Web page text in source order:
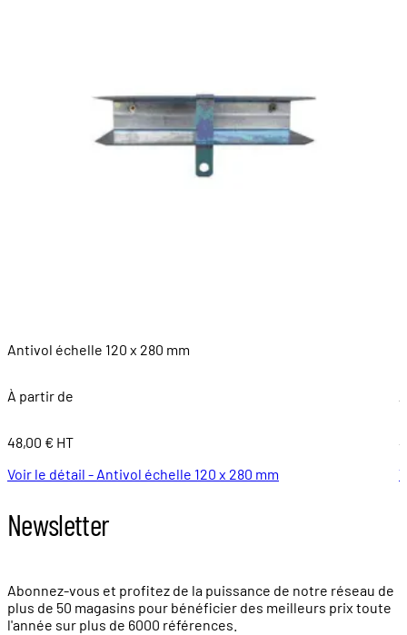
Antivol échelle 120 x 280 mm
À partir de
48,00 € HT
Voir le détail - Antivol échelle 120 x 280 mm
Newsletter
Abonnez-vous et profitez de la puissance de notre réseau de
plus de 50 magasins pour bénéficier des meilleurs prix toute
l'année sur plus de 6000 références.